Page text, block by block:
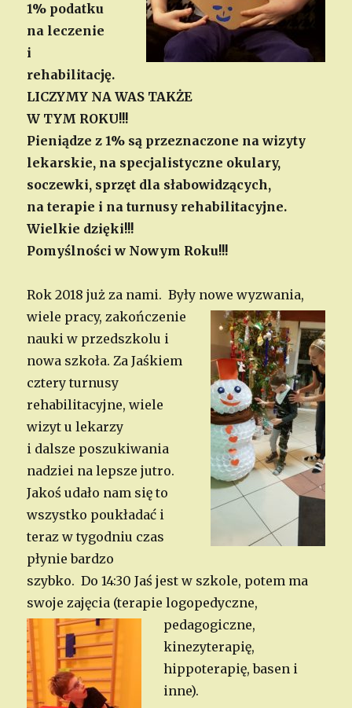
1% podatku
na leczenie
i
rehabilitację.
LICZYMY NA WAS TAKŻE
W TYM ROKU!!!
Pieniądze z 1% są przeznaczone na wizyty
lekarskie, na specjalistyczne okulary,
soczewki, sprzęt dla słabowidzących,
na terapie i na turnusy rehabilitacyjne.
Wielkie dzięki!!!
Pomyślności w Nowym Roku!!!
Rok 2018 już za nami. Były nowe wyzwania,
wiele pracy, zakończenie
nauki w przedszkolu i
nowa szkoła. Za Jaśkiem
cztery turnusy
rehabilitacyjne, wiele
wizyt u lekarzy
i dalsze poszukiwania
nadziei na lepsze jutro.
Jakoś udało nam się to
wszystko poukładać i
teraz w tygodniu czas
płynie bardzo
szybko.Do 14:30 Jaś jest w szkole, potem ma
swoje zajęcia (terapie logopedyczne,
pedagogiczne,
kinezyterapię,
hippoterapię, basen i
inne).